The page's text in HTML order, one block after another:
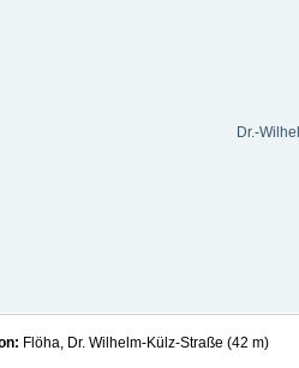
Dr.-
Flöha, Dr. Wilhelm-Külz-Straße (42 m)